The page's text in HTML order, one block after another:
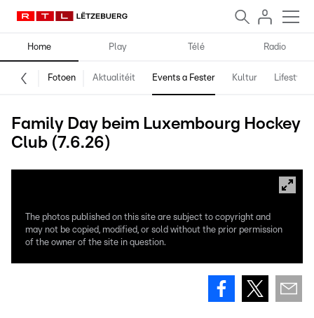
Home Play Télé Radio
Fotoen Aktualitéit Events a Fester Kultur Lifestyle
Family Day beim Luxembourg Hockey
Club (7.6.26)
The photos published on this site are subject to copyright and
may not be copied, modified, or sold without the prior permission
of the owner of the site in question.